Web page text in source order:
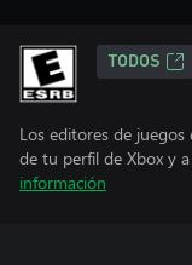
TODOS
Los editores de juegos
de tu perfil de Xbox y
información